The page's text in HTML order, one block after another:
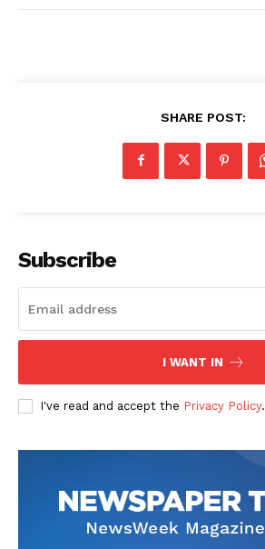
SHARE POST:
Subscribe
I WANT IN
I've read and accept the Privacy Policy.